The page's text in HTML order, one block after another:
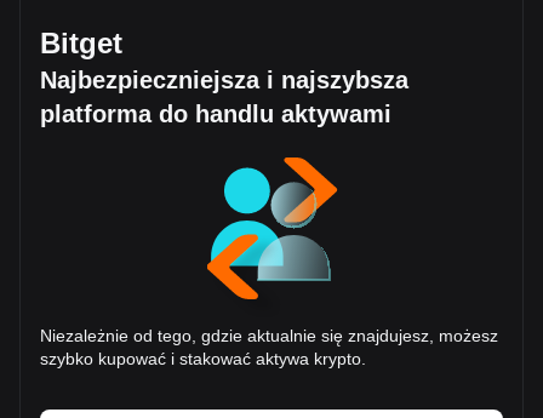
Bitget
Najbezpieczniejsza i najszybsza
platforma do handlu aktywami
Niezależnie od tego, gdzie aktualnie się znajdujesz, możesz
szybko kupować i stakować aktywa krypto.